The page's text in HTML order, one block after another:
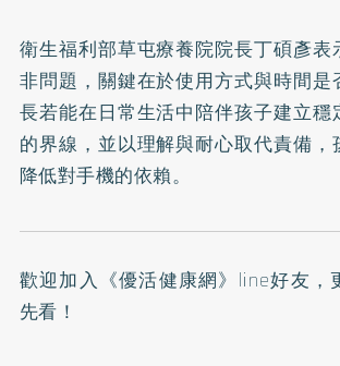
衛生福利部草屯療養院院長丁碩彥表
非問題，關鍵在於使用方式與時間是
長若能在日常生活中陪伴孩子建立穩
的界線，並以理解與耐心取代責備
降低對手機的依賴。
歡迎加入 《優活健康網》line好友
先看！